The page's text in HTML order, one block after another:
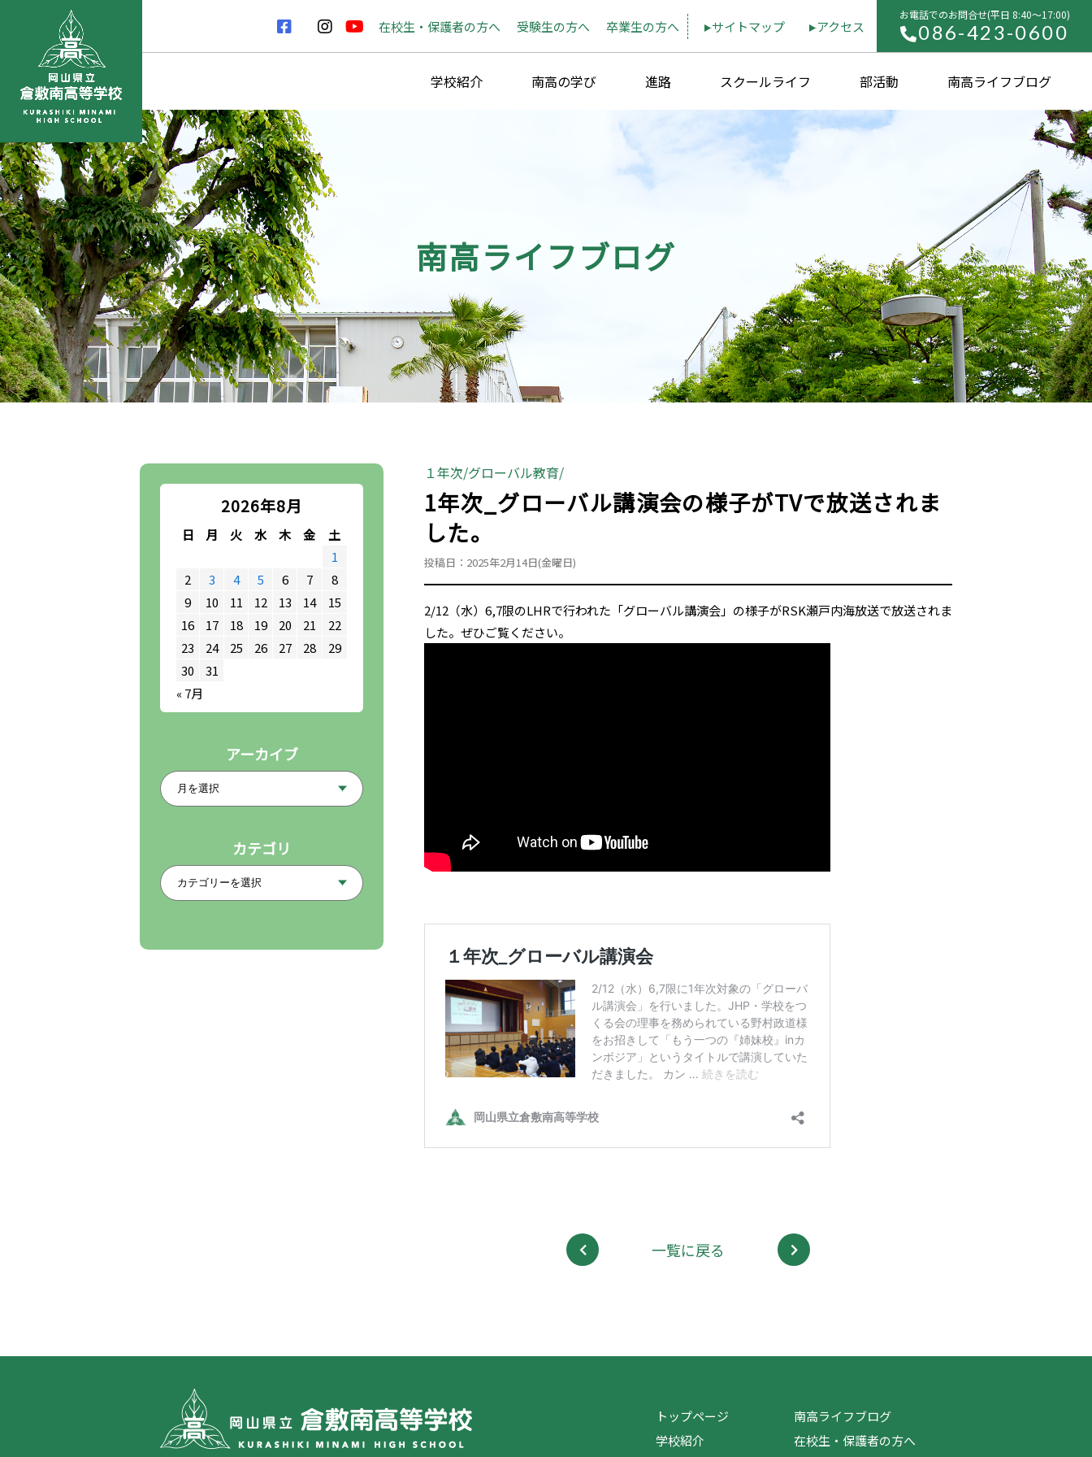
在校生・保護者の方へ 受験生の方へ 卒業生の方へ サイトマップ アクセス
お電話でのお問合せ(平⽇ 8:40〜17:00)
086-423-0600
学校紹介 南高の学び 進路 スクールライフ 部活動 南高ライフブログ
南高ライフブログ
2026年8月
日 月 火 水 木 金
土
1
2
3 4 5 6 7
8
9
10 11 12 13 14
15
16
17 18 19 20 21
22
23
24 25 26 27 28
29
30
31
« 7月
アーカイブ
カテゴリ
１年次 グローバル教育
1年次_グローバル講演会の様子がTVで放送されま
した。
投稿日：2025年2月14日(金曜日)
2/12（水）6,7限のLHRで行われた「グローバル講演会」の様子がRSK瀬戸内海放送で放送されま
した。ぜひご覧ください。
一覧に戻る
トップページ
学校紹介
南高ライフブログ
在校生・保護者の方へ